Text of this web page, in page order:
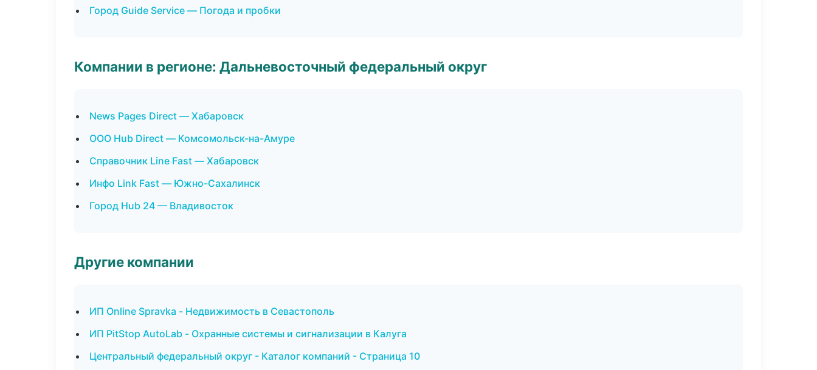
Город Guide Service — Погода и пробки
Компании в регионе: Дальневосточный федеральный округ
News Pages Direct — Хабаровск
ООО Hub Direct — Комсомольск-на-Амуре
Справочник Line Fast — Хабаровск
Инфо Link Fast — Южно-Сахалинск
Город Hub 24 — Владивосток
Другие компании
ИП Online Spravka - Недвижимость в Севастополь
ИП PitStop AutoLab - Охранные системы и сигнализации в Калуга
Центральный федеральный округ - Каталог компаний - Страница 10